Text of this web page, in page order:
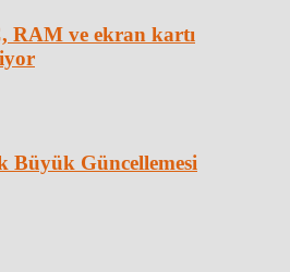
RAM ve ekran kartı
Büyük Güncellemesi